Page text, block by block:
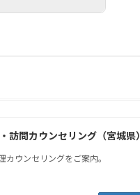
訪問カウンセリング（宮城県）
カウンセリングをご案内。